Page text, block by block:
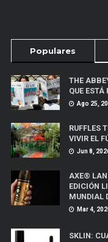
Populares
THE
QUE
Ago 25,
RUFFLES
VIVIR EL
Jun 8,
AXE®
EDICIÓN
MUNDIAL
Mar 4,
SKLIN: